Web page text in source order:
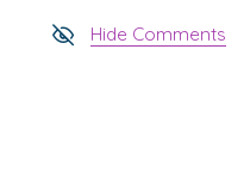
Hide Comments